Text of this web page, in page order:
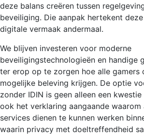
deze balans creëren tussen
beveiliging. Die aanpak hertekent
digitale vermaak andermaal.
We blijven investeren voor moderne
beveiligingstechnologieën en handige
ter erop op te zorgen hoe alle gamers
mogelijke beleving krijgen. De optie
zonder IDIN is geen alleen een
ook het verklaring aangaande
services dienen te kunnen werken
waarin privacy met doeltreffendheid